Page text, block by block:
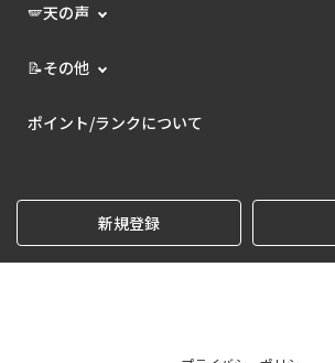
🪽天の声
📝その他
ポイント/ランクについて
新規登録